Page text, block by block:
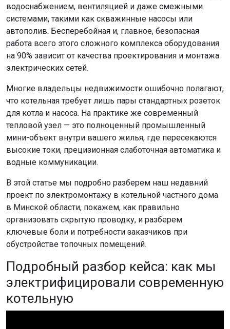
водоснабжением, вентиляцией и даже смежными
системами, такими как скважинные насосы или
автополив. Бесперебойная и, главное, безопасная
работа всего этого сложного комплекса оборудования
на 90% зависит от качества проектирования и монтажа
электрических сетей.
Многие владельцы недвижимости ошибочно полагают,
что котельная требует лишь пары стандартных розеток
для котла и насоса. На практике же современный
тепловой узел — это полноценный промышленный
мини-объект внутри вашего жилья, где пересекаются
высокие токи, прецизионная слаботочная автоматика и
водные коммуникации.
В этой статье мы подробно разберем наш недавний
проект по электромонтажу в котельной частного дома
в Минской области, покажем, как правильно
организовать скрытую проводку, и разберем
ключевые боли и потребности заказчиков при
обустройстве топочных помещений.
Подробный разбор кейса: как мы
электрифицировали современную
котельную